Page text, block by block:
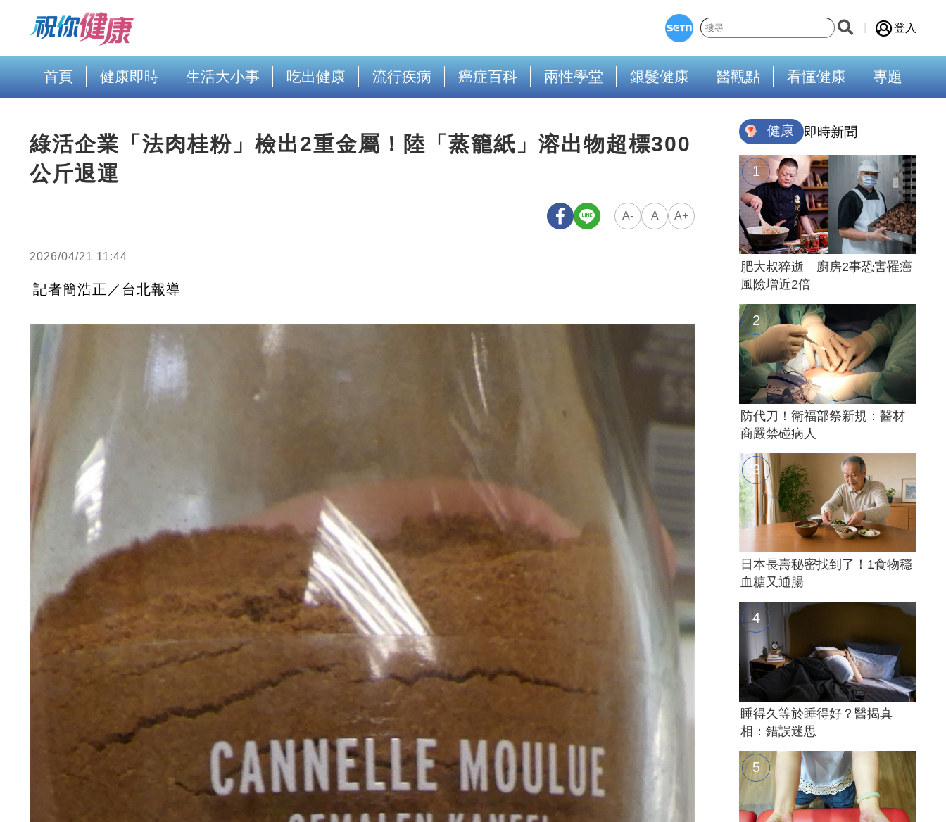
登入
首頁 健康即時 生活大小事 吃出健康 流行疾病 癌症百科 兩性學堂 銀髮健康 醫觀點 看懂健康 專題
綠活企業「法肉桂粉」檢出2重金屬！陸「蒸籠紙」溶出物超標300
公斤退運
A- A A+
2026/04/21 11:44
記者簡浩正／台北報導
健康 即時新聞
肥大叔猝逝 廚房2事恐害罹癌
風險增近2倍
防代刀！衛福部祭新規：醫材
商嚴禁碰病人
日本長壽秘密找到了！1食物穩
血糖又通腸
睡得久等於睡得好？醫揭真
相：錯誤迷思